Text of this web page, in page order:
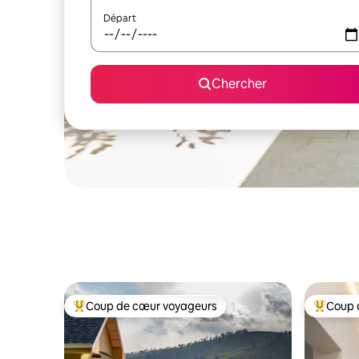
Départ
Chercher
Coup de cœur voyageurs parmi les plus aimés
Coup de cœur voyageurs Coup
Coup